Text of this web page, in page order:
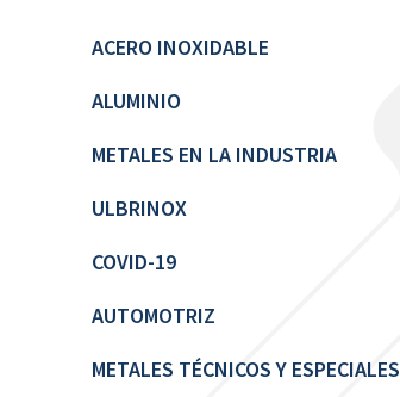
ACERO INOXIDABLE
ALUMINIO
METALES EN LA INDUSTRIA
ULBRINOX
COVID-19
AUTOMOTRIZ
METALES TÉCNICOS Y ESPECIALES